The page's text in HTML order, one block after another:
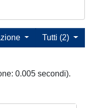
Tutti (2)
0.005 secondi).